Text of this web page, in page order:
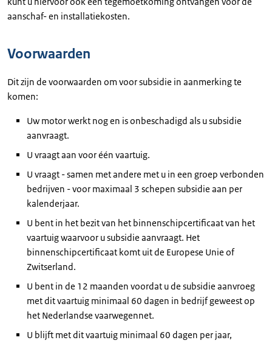
aanschaf- en installatiekosten.
Voorwaarden
Dit zijn de voorwaarden om voor subsidie in aanmerking te
komen:
Uw motor werkt nog en is onbeschadigd als u subsidie
aanvraagt.
U vraagt aan voor één vaartuig.
U vraagt - samen met andere met u in een groep verbonden
bedrijven - voor maximaal 3 schepen subsidie aan per
kalenderjaar.
U bent in het bezit van het binnenschipcertificaat van het
vaartuig waarvoor u subsidie aanvraagt. Het
binnenschipcertificaat komt uit de Europese Unie of
Zwitserland.
U bent in de 12 maanden voordat u de subsidie aanvroeg
met dit vaartuig minimaal 60 dagen in bedrijf geweest op
het Nederlandse vaarwegennet.
U blijft met dit vaartuig minimaal 60 dagen per jaar,